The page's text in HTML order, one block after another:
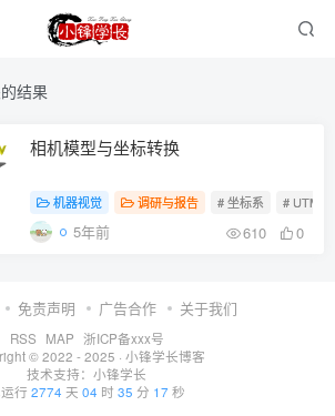
结果
相机模型与坐标转换
机器视觉 调研与报告 # 坐标系 # UTM
5年前 610 0
免责声明 广告合作 关于我们
RSS MAP 浙ICP备xxx号
© 2022 - 2025 · 小锋学长博客
技术支持： 小锋学长
行 2774 天 04 时 35 分 17 秒